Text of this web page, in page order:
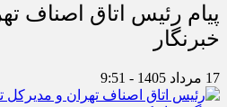
پیام رئیس اتاق اصناف
خبرنگار
17 مرداد 1405 - 9:51